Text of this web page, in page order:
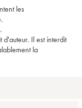
les
Il est interdit
la